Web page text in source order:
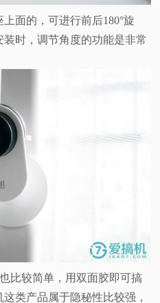
面的，可进行前后180°旋
时，调节角度的功能是非常
比较简单，用双面胶即可搞
类产品属于隐秘性比较强，